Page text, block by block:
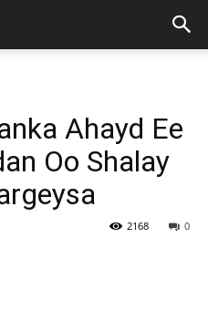
Ahayd Ee
Oo Shalay
0
2168